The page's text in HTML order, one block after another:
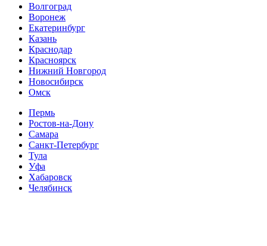
Волгоград
Воронеж
Екатеринбург
Казань
Краснодар
Красноярск
Нижний Новгород
Новосибирск
Омск
Пермь
Ростов-на-Дону
Самара
Санкт-Петербург
Тула
Уфа
Хабаровск
Челябинск